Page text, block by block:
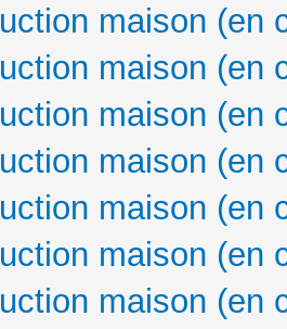
maison (en
maison (en
maison (en
maison (en
maison (en
maison (en
maison (en